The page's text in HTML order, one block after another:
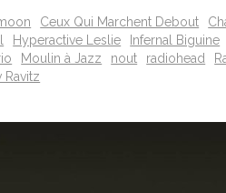
Ceux Qui Marchent Debout
Hyperactive Leslie Infernal Biguine
Moulin à Jazz nout radiohead
Ravitz